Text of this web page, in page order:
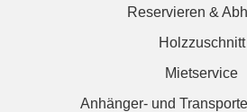
Reservieren &
Holzzuschnitt
Mietservice
Anhänger- und